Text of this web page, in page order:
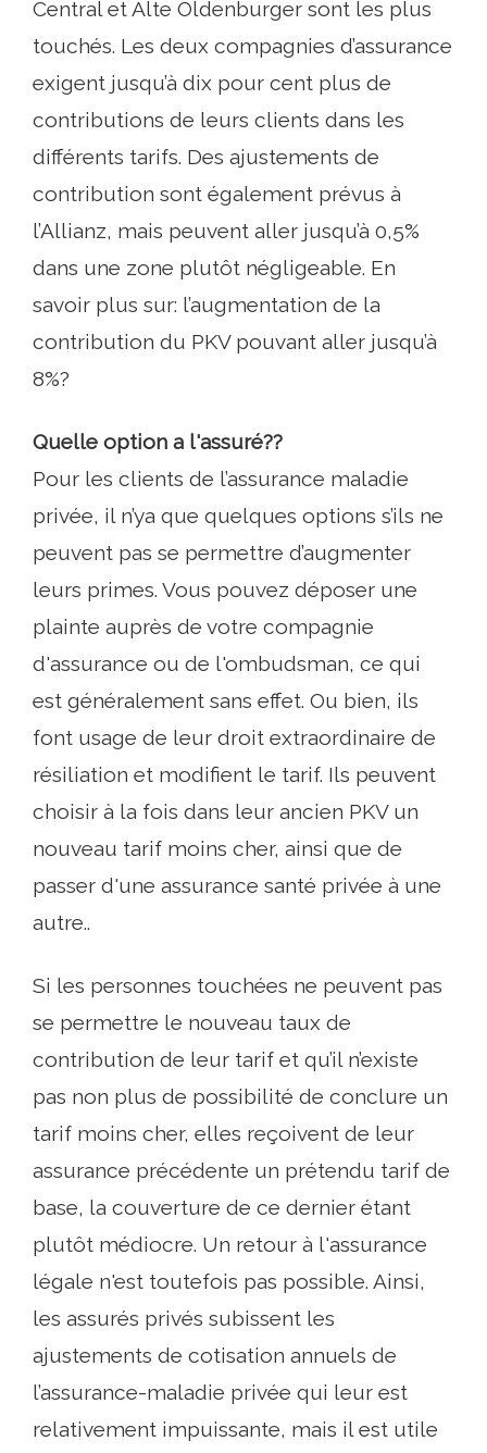
Central et Alte Oldenburger sont les plus
touchés. Les deux compagnies d’assurance
exigent jusqu’à dix pour cent plus de
contributions de leurs clients dans les
différents tarifs. Des ajustements de
contribution sont également prévus à
l’Allianz, mais peuvent aller jusqu’à 0,5%
dans une zone plutôt négligeable. En
savoir plus sur: l’augmentation de la
contribution du PKV pouvant aller jusqu’à
8%?
Quelle option a l'assuré??
Pour les clients de l’assurance maladie
privée, il n’ya que quelques options s’ils ne
peuvent pas se permettre d’augmenter
leurs primes. Vous pouvez déposer une
plainte auprès de votre compagnie
d'assurance ou de l'ombudsman, ce qui
est généralement sans effet. Ou bien, ils
font usage de leur droit extraordinaire de
résiliation et modifient le tarif. Ils peuvent
choisir à la fois dans leur ancien PKV un
nouveau tarif moins cher, ainsi que de
passer d'une assurance santé privée à une
autre..
Si les personnes touchées ne peuvent pas
se permettre le nouveau taux de
contribution de leur tarif et qu’il n’existe
pas non plus de possibilité de conclure un
tarif moins cher, elles reçoivent de leur
assurance précédente un prétendu tarif de
base, la couverture de ce dernier étant
plutôt médiocre. Un retour à l'assurance
légale n'est toutefois pas possible. Ainsi,
les assurés privés subissent les
ajustements de cotisation annuels de
l’assurance-maladie privée qui leur est
relativement impuissante, mais il est utile